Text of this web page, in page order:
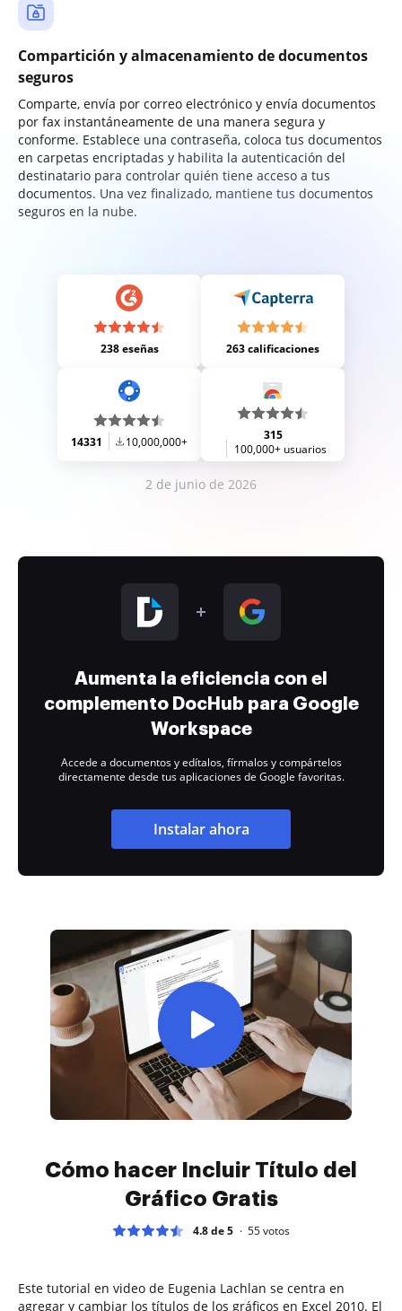
Compartición y almacenamiento de documentos
seguros
Comparte, envía por correo electrónico y envía documentos
por fax instantáneamente de una manera segura y
conforme. Establece una contraseña, coloca tus documentos
en carpetas encriptadas y habilita la autenticación del
destinatario para controlar quién tiene acceso a tus
documentos. Una vez finalizado, mantiene tus documentos
seguros en la nube.
238 eseñas 263 calificaciones
14331 10,000,000+
315
100,000+ usuarios
2 de junio de 2026
Aumenta la eficiencia con el
complemento DocHub para Google
Workspace
Accede a documentos y edítalos, fírmalos y compártelos
directamente desde tus aplicaciones de Google favoritas.
Instalar ahora
Cómo hacer Incluir Título del
Gráfico Gratis
4.8 de 5 55votos
Este tutorial en video de Eugenia Lachlan se centra en
agregar y cambiar los títulos de los gráficos en Excel 2010. El